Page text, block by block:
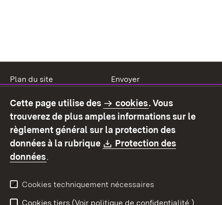
Plan du site
Envoyer
Mode d'emploi
Déclaration sur
l'accessibilité
Contact
Signaler un lien brisé
Cette page utilise des cookies. Vous
trouverez de plus amples informations sur le
règlement général sur la protection des
données à la rubrique
Download:
Protection des
données.
Cookies techniquement nécessaires
Cookies tiers (Voir politique de confidentialité.)